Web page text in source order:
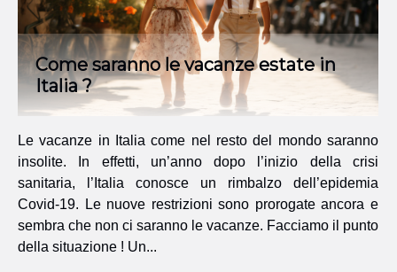
Come saranno le vacanze estate in
Italia ?
Le vacanze in Italia come nel resto del mondo saranno
insolite. In effetti, un’anno dopo l’inizio della crisi
sanitaria, l’Italia conosce un rimbalzo dell’epidemia
Covid-19. Le nuove restrizioni sono prorogate ancora e
sembra che non ci saranno le vacanze. Facciamo il punto
della situazione ! Un...